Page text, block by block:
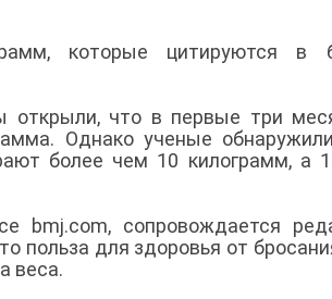
которые цитируются в
открыли, что в первые три
Однако ученые
более чем 10 килограмм, а
bmj.com, сопровождается
польза для здоровья от
веса.